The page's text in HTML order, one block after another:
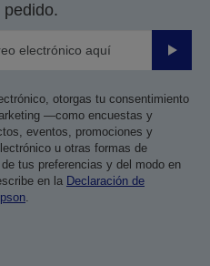
Enviar
otorgas tu consentimiento
—como encuestas y
eventos, promociones y
u otras formas de
tus preferencias y del modo en
en la Declaración de
.